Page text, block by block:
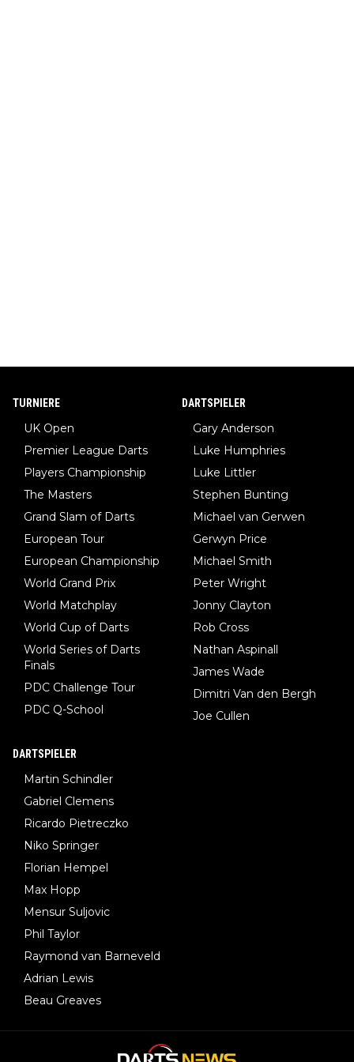
TURNIERE
UK Open
Premier League Darts
Players Championship
The Masters
Grand Slam of Darts
European Tour
European Championship
World Grand Prix
World Matchplay
World Cup of Darts
World Series of Darts
Finals
PDC Challenge Tour
PDC Q-School
DARTSPIELER
Gary Anderson
Luke Humphries
Luke Littler
Stephen Bunting
Michael van Gerwen
Gerwyn Price
Michael Smith
Peter Wright
Jonny Clayton
Rob Cross
Nathan Aspinall
James Wade
Dimitri Van den Bergh
Joe Cullen
DARTSPIELER
Martin Schindler
Gabriel Clemens
Ricardo Pietreczko
Niko Springer
Florian Hempel
Max Hopp
Mensur Suljovic
Phil Taylor
Raymond van Barneveld
Adrian Lewis
Beau Greaves